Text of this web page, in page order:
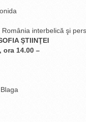
interbelică şi
ŞTIINŢEI
ora 14.00 –